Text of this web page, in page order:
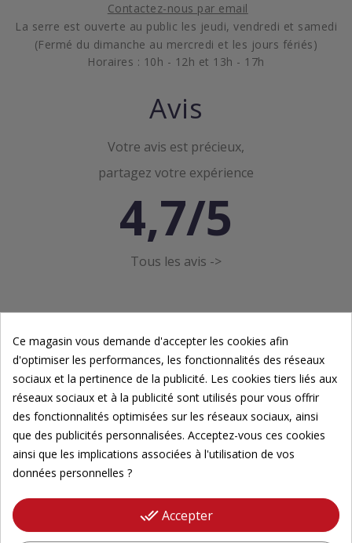
Contactez-nous par email
La serre est ouverte au public les jeudi, vendredi et samedi
(Fermé du dimanche au mercredi et les jours fériés)
Horaires : 10h - 12h et 13h - 17h
Avis
Votre avis est précieux,
partagez votre expérience
4,7/5
Tous les avis ->
Newsletter
Inscrivez-vous à notre newsletter pour suivre nos
actualités.
Veuillez renseigner votre adresse email pour
vous inscrire
Ce magasin vous demande d'accepter les cookies afin
d'optimiser les performances, les fonctionnalités des réseaux
sociaux et la pertinence de la publicité. Les cookies tiers liés aux
réseaux sociaux et à la publicité sont utilisés pour vous offrir
des fonctionnalités optimisées sur les réseaux sociaux, ainsi
que des publicités personnalisées. Acceptez-vous ces cookies
ainsi que les implications associées à l'utilisation de vos
données personnelles ?
done_all Accepter